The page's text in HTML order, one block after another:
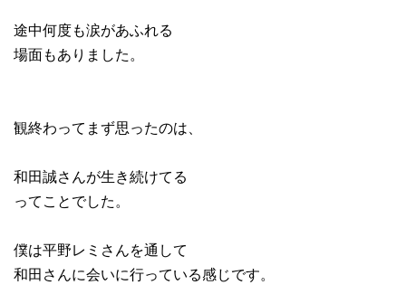
途中何度も涙があふれる
場面もありました。
観終わってまず思ったのは、
和田誠さんが生き続けてる
ってことでした。
僕は平野レミさんを通して
和田さんに会いに行っている感じです。